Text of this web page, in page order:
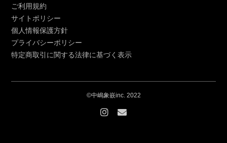
ご利用規約
サイトポリシー
個人情報保護方針
プライバシーポリシー
特定商取引に関する法律に基づく表示
©中嶋象嵌inc. 2022